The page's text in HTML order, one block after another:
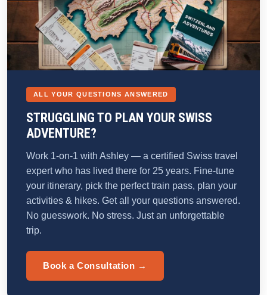
ALL YOUR QUESTIONS ANSWERED
STRUGGLING TO PLAN YOUR SWISS
ADVENTURE?
Work 1-on-1 with Ashley — a certified Swiss travel
expert who has lived there for 25 years. Fine-tune
your itinerary, pick the perfect train pass, plan your
activities & hikes. Get all your questions answered.
No guesswork. No stress. Just an unforgettable
trip.
Book a Consultation →